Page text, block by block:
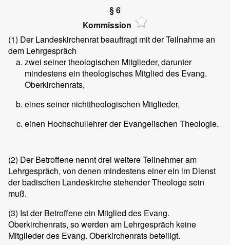
§ 6
Kommission
(1) Der Landeskirchenrat beauftragt mit der Teilnahme an
dem Lehrgespräch
zwei seiner theologischen Mitglieder, darunter
mindestens ein theologisches Mitglied des Evang.
Oberkirchenrats,
eines seiner nichttheologischen Mitglieder,
einen Hochschullehrer der Evangelischen Theologie.
(2) Der Betroffene nennt drei weitere Teilnehmer am
Lehrgespräch, von denen mindestens einer ein im Dienst
der badischen Landeskirche stehender Theologe sein
muß.
(3) Ist der Betroffene ein Mitglied des Evang.
Oberkirchenrats, so werden am Lehrgespräch keine
Mitglieder des Evang. Oberkirchenrats beteiligt.